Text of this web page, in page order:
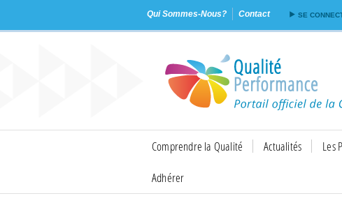
Qui Sommes-Nous? Contact SE
Comprendre la Qualité Actualités Les
Adhérer